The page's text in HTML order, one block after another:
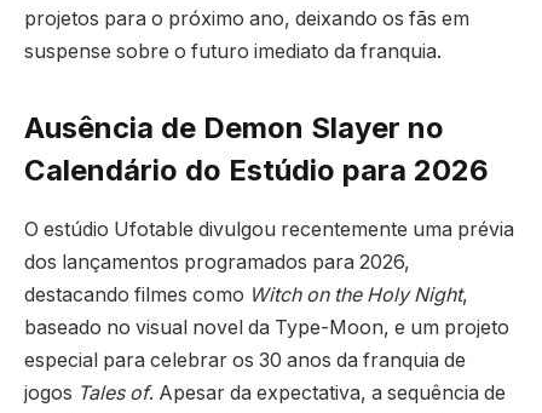
projetos para o próximo ano, deixando os fãs em
suspense sobre o futuro imediato da franquia.
Ausência de Demon Slayer no
Calendário do Estúdio para 2026
O estúdio Ufotable divulgou recentemente uma prévia
dos lançamentos programados para 2026,
destacando filmes como Witch on the Holy Night,
baseado no visual novel da Type-Moon, e um projeto
especial para celebrar os 30 anos da franquia de
jogos Tales of. Apesar da expectativa, a sequência de